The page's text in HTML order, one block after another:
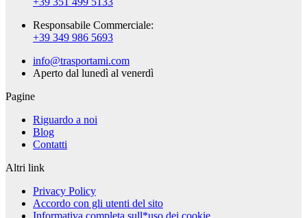
Responsabile Commerciale:
+39 349 986 5693
info@trasportami.com
Aperto dal lunedì al venerdì
Pagine
Riguardo a noi
Blog
Contatti
Altri link
Privacy Policy
Accordo con gli utenti del sito
Informativa completa sull*uso dei cookie